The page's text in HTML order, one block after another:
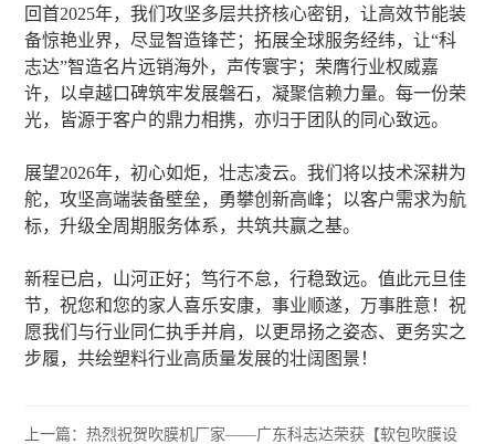
回首2025年，我们攻坚多层共挤核心密钥，让高效节能装
备惊艳业界，尽显智造锋芒；拓展全球服务经纬，让“科
志达”智造名片远销海外，声传寰宇；荣膺行业权威嘉
许，以卓越口碑筑牢发展磐石，凝聚信赖力量。每一份荣
光，皆源于客户的鼎力相携，亦归于团队的同心致远。
展望2026年，初心如炬，壮志凌云。我们将以技术深耕为
舵，攻坚高端装备壁垒，勇攀创新高峰；以客户需求为航
标，升级全周期服务体系，共筑共赢之基。
新程已启，山河正好；笃行不怠，行稳致远。值此元旦佳
节，祝您和您的家人喜乐安康，事业顺遂，万事胜意！祝
愿我们与行业同仁执手并肩，以更昂扬之姿态、更务实之
步履，共绘塑料行业高质量发展的壮阔图景！
上一篇：热烈祝贺吹膜机厂家——广东科志达荣获【软包吹膜设